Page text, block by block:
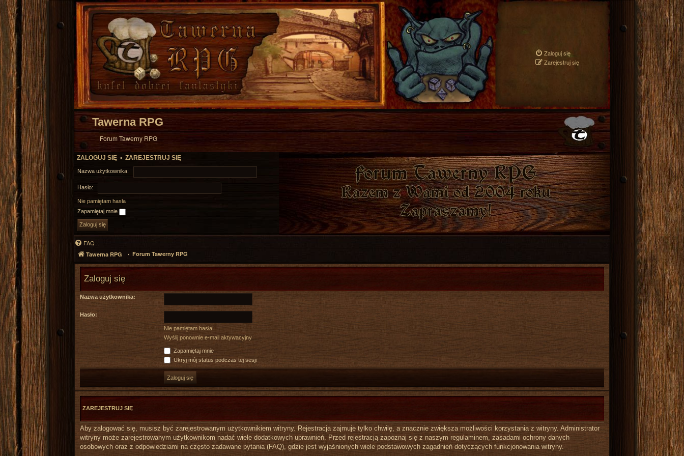
Zaloguj się
Zarejestruj się
Tawerna RPG
Forum Tawerny RPG
ZALOGUJ SIĘ • ZAREJESTRUJ SIĘ
Nazwa użytkownika:
Hasło:
Nie pamiętam hasła
Zapamiętaj mnie
FAQ
Tawerna RPG Forum Tawerny RPG
Zaloguj się
Nazwa użytkownika:
Hasło:
Nie pamiętam hasła
Wyślij ponownie e-mail aktywacyjny
Zapamiętaj mnie
Ukryj mój status podczas tej sesji
ZAREJESTRUJ SIĘ
Aby zalogować się, musisz być zarejestrowanym użytkownikiem witryny. Rejestracja zajmuje tylko chwilę, a znacznie zwiększa możliwości korzystania z witryny. Administrator
witryny może zarejestrowanym użytkownikom nadać wiele dodatkowych uprawnień. Przed rejestracją zapoznaj się z naszym regulaminem, zasadami ochrony danych
osobowych oraz z odpowiedziami na często zadawane pytania (FAQ), gdzie jest wyjaśnionych wiele podstawowych zagadnień dotyczących funkcjonowania witryny.